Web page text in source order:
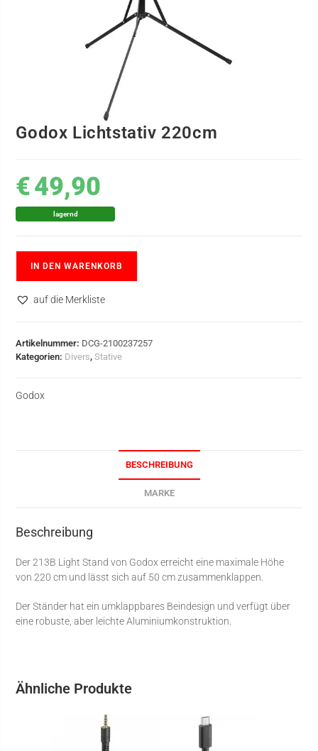
Godox Lichtstativ 220cm
€49,90
lagernd
IN DEN WARENKORB
auf die Merkliste
Artikelnummer: DCG-2100237257
Kategorien: Divers,Stative
Godox
BESCHREIBUNG
MARKE
Beschreibung
Der 213B Light Stand von Godox erreicht eine maximale Höhe
von 220 cm und lässt sich auf 50 cm zusammenklappen.
Der Ständer hat ein umklappbares Beindesign und verfügt über
eine robuste, aber leichte Aluminiumkonstruktion.
Ähnliche Produkte